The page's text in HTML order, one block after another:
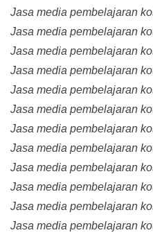
Jasa media pembelajaran
Jasa media pembelajaran
Jasa media pembelajaran
Jasa media pembelajaran
Jasa media pembelajaran
Jasa media pembelajaran
Jasa media pembelajaran
Jasa media pembelajaran
Jasa media pembelajaran
Jasa media pembelajaran
Jasa media pembelajaran
Jasa media pembelajaran